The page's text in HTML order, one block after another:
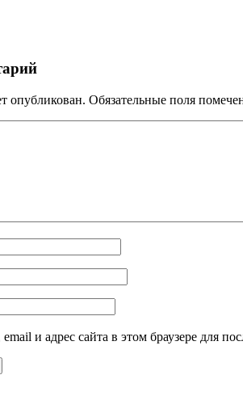
опубликован. Обязательные поля
и адрес сайта в этом браузере для